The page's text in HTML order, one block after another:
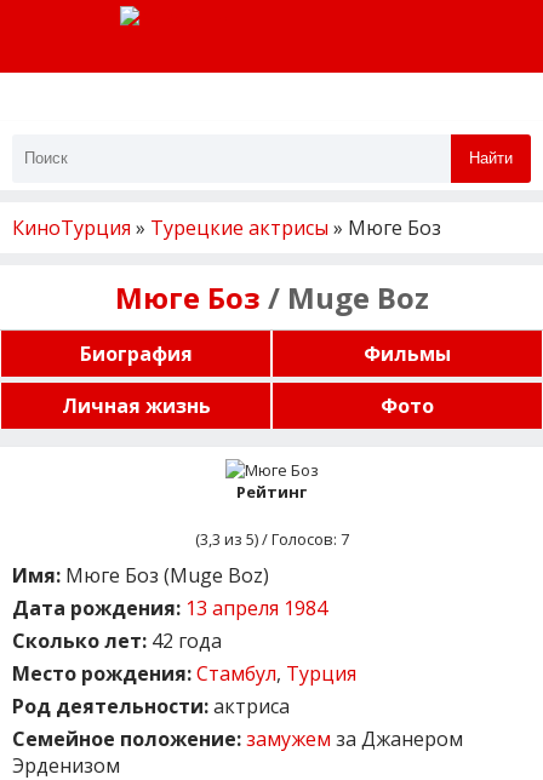
Найти
КиноТурция » Турецкие актрисы » Мюге Боз
Мюге Боз / Muge Boz
Биография
Фильмы
Личная жизнь
Фото
Рейтинг
(3,3 из 5) / Голосов: 7
Имя: Мюге Боз (Muge Boz)
Дата рождения: 13 апреля 1984
Сколько лет: 42 года
Место рождения:Стамбул, Турция
Род деятельности:актриса
Семейное положение:замужем за Джанером
Эрденизом